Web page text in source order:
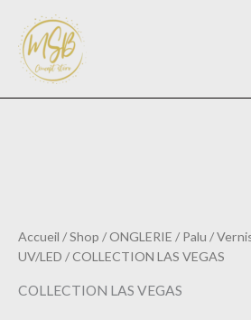
contenu
Accueil /Shop /ONGLERIE / Palu /
UV/LED / COLLECTION LAS VEGAS
COLLECTION LAS VEGAS